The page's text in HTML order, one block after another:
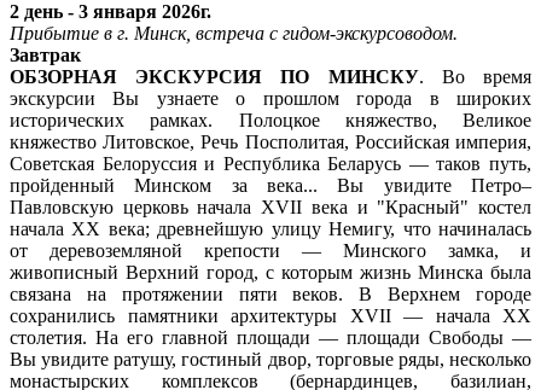
2 день - 3 января 2026г.
Прибытие в г. Минск, встреча с гидом-экскурсоводом.
Завтрак
ОБЗОРНАЯ ЭКСКУРСИЯ ПО МИНСКУ. Во время
экскурсии Вы узнаете о прошлом города в широких
исторических рамках. Полоцкое княжество, Великое
княжество Литовское, Речь Посполитая, Российская империя,
Советская Белоруссия и Республика Беларусь — таков путь,
пройденный Минском за века... Вы увидите Петро–
Павловскую церковь начала ХVII века и "Красный" костел
начала ХХ века; древнейшую улицу Немигу, что начиналась
от деревоземляной крепости — Минского замка, и
живописный Верхний город, с которым жизнь Минска была
связана на протяжении пяти веков. В Верхнем городе
сохранились памятники архитектуры XVII — начала XX
столетия. На его главной площади — площади Свободы —
Вы увидите ратушу, гостиный двор, торговые ряды, несколько
монастырских комплексов (бернардинцев, базилиан,